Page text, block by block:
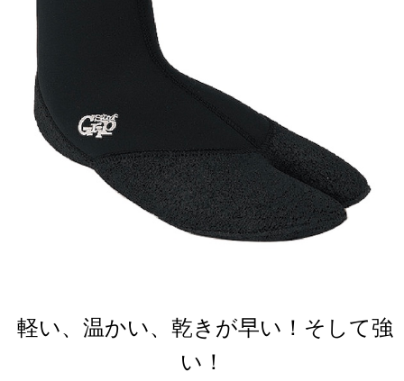
軽い、温かい、乾きが早い！そして強
い！